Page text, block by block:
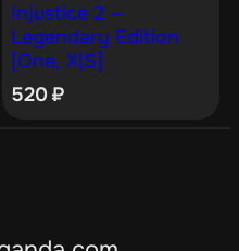
Injustice 2 —
Legendary Edition
[One, X|S]
520₽